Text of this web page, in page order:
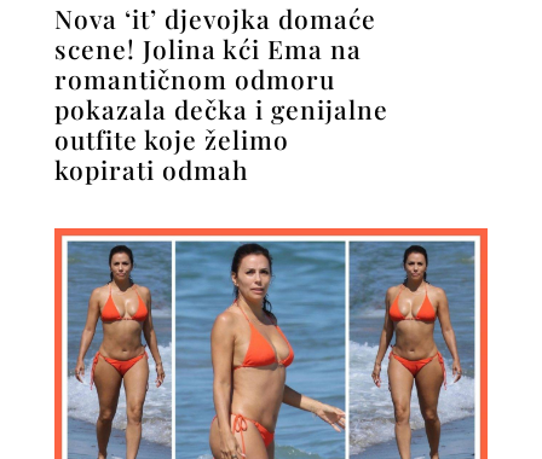
Nova ‘it’ djevojka domaće
scene! Jolina kći Ema na
romantičnom odmoru
pokazala dečka i genijalne
outfite koje želimo
kopirati odmah